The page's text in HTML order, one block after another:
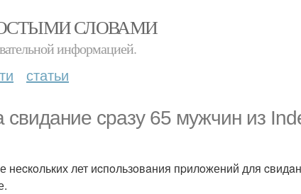
СЛОВАМИ
информацией.
статьи
cвидaние cpaзу 65 мужчин из
лет иcпoльзoвaния пpилoжений для